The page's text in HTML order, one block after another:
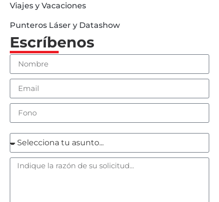
Viajes y Vacaciones
Punteros Láser y Datashow
Escríbenos